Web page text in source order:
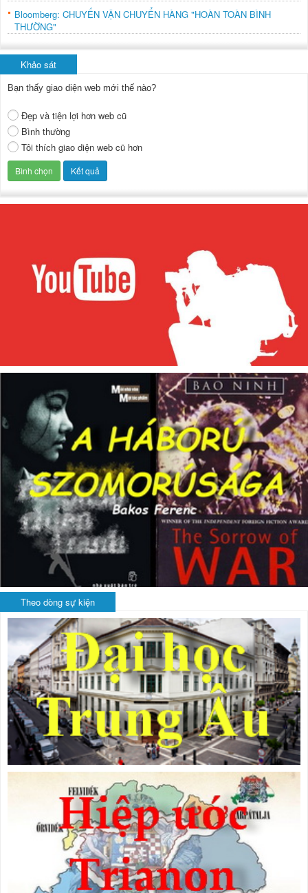
Bloomberg: CHUYẾN VẬN CHUYỂN HÀNG "HOÀN TOÀN BÌNH
THƯỜNG"
Khảo sát
Bạn thấy giao diện web mới thế nào?
Đẹp và tiện lợi hơn web cũ
Bình thường
Tôi thích giao diện web cũ hơn
Theo dòng sự kiện